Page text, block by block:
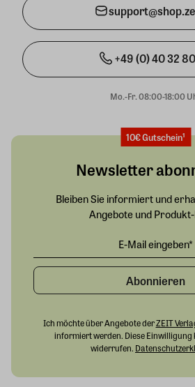
+49 (0) 40 32 80
Mo.-Fr. 08:00-18:00
10€ Gutschein¹
Newsletter
Bleiben Sie informiert und
Angebote und
Abonnieren
Ich möchte über Angebote derZEIT
informiert werden. Diese Einwilligung
widerrufen.